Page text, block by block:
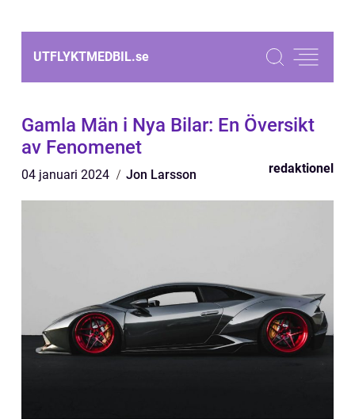
UTFLYKTMEDBIL.se
Gamla Män i Nya Bilar: En Översikt
av Fenomenet
04 januari 2024 Jon Larsson redaktionel